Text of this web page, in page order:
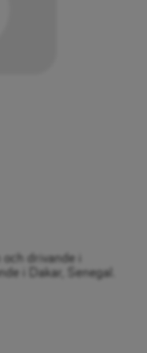
drivande i
i Dakar, Senegal.